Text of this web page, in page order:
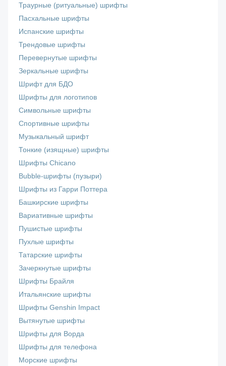
Траурные (ритуальные) шрифты
Пасхальные шрифты
Испанские шрифты
Трендовые шрифты
Перевернутые шрифты
Зеркальные шрифты
Шрифт для БДО
Шрифты для логотипов
Символьные шрифты
Спортивные шрифты
Музыкальный шрифт
Тонкие (изящные) шрифты
Шрифты Chicano
Bubble-шрифты (пузыри)
Шрифты из Гарри Поттера
Башкирские шрифты
Вариативные шрифты
Пушистые шрифты
Пухлые шрифты
Татарские шрифты
Зачеркнутые шрифты
Шрифты Брайля
Итальянские шрифты
Шрифты Genshin Impact
Вытянутые шрифты
Шрифты для Ворда
Шрифты для телефона
Морские шрифты